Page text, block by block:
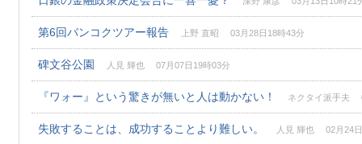
第6回バンコクツアー報告 上野 直昭 03月28日18時43分
碑文谷公園 人見 輝也 07月07日19時03分
『ワォー』という驚きが無いと人は動かない！ ネクタイ派手夫
失敗することは、成功することより難しい。 人見 輝也 02月24日